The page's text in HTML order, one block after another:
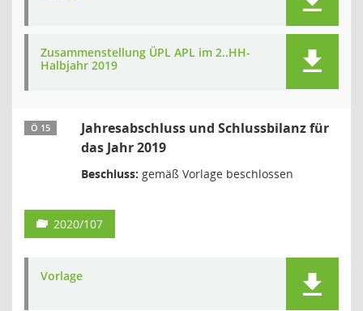
Zusammenstellung ÜPL APL im 2..HH-
Halbjahr 2019
Ö 15
Jahresabschluss und Schlussbilanz für
das Jahr 2019
Beschluss: gemäß Vorlage beschlossen
2020/107
Vorlage